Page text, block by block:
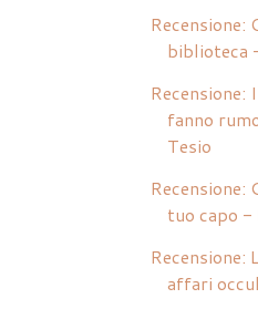
Recensione:
biblioteca
Recensione:
fanno
Tesio
Recensione:
tuo capo -
Recensione:
affari